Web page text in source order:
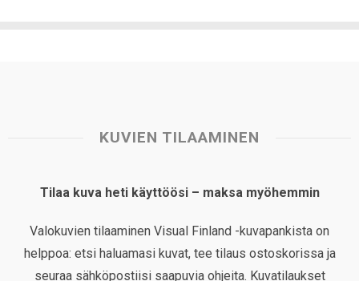
KUVIEN TILAAMINEN
Tilaa kuva heti käyttöösi – maksa myöhemmin
Valokuvien tilaaminen Visual Finland -kuvapankista on
helppoa: etsi haluamasi kuvat, tee tilaus ostoskorissa ja
seuraa sähköpostiisi saapuvia ohjeita. Kuvatilaukset